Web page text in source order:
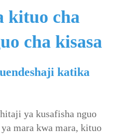
kituo cha
cha kisasa
katika
ya kusafisha nguo
mara kwa mara, kituo